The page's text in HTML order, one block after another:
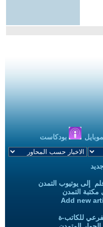
بودكاست
إلى يوتيوب التمدن
مكتبة التمدن
Add new
للكاتب-ة